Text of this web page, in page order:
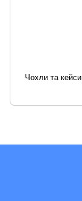
Чохли та